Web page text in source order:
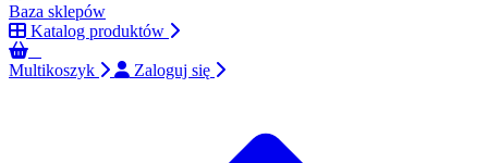
Baza sklepów
Katalog produktów
Multikoszyk
Zaloguj się